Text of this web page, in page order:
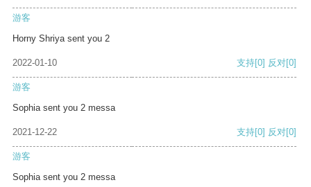
游客
Horny Shriya sent you 2
2022-01-10 支持[0] 反对[0]
游客
Sophia sent you 2 messa
2021-12-22 支持[0] 反对[0]
游客
Sophia sent you 2 messa